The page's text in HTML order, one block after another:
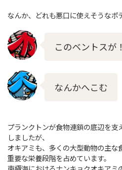
なんか、どれも悪口に使えそうなポ
このベントスが！
なんかへこむ
プランクトンが食物連鎖の底辺を支
しましたが、
オキアミも、多くの大型動物の主な
重要な栄養段階を占めています。